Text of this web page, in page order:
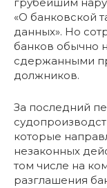
«О банковской
данных». Но
банков обычно
сдержанными
должников.
За последний
которые
незаконных
том числе на
разглашения